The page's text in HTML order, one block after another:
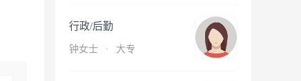
行政/后勤
钟女士 · 大专